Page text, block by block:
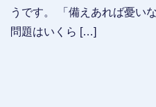
うです。 「備えあれば憂い
問題はいくら […]